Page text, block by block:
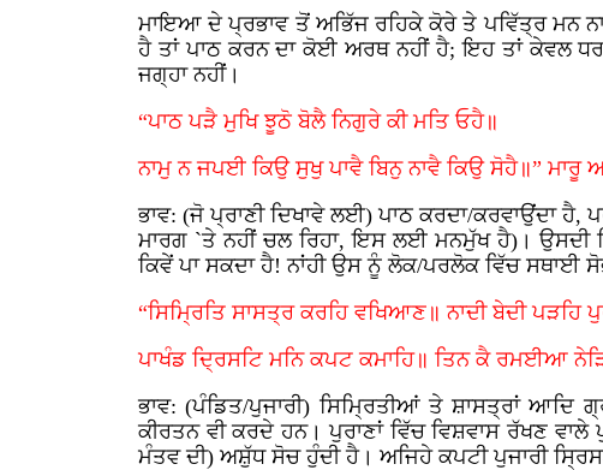
ਮਾਇਆ ਦੇ ਪ੍ਰਭਾਵ ਤੋਂ ਅਭਿੱਜ ਰਹਿਕੇ ਕੋਰੇ ਤੇ ਪਵਿੱਤ੍ਰ ਮਨ
ਹੈ ਤਾਂ ਪਾਠ ਕਰਨ ਦਾ ਕੋਈ ਅਰਥ ਨਹੀਂ ਹੈ; ਇਹ ਤਾਂ ਕੇਵਲ
ਜਗ੍ਹਾ ਨਹੀਂ।
“ਪਾਠ ਪੜੈ ਮੁਖਿ ਝੂਠੋ ਬੋਲੈ ਨਿਗੁਰੇ ਕੀ ਮਤਿ ਓਹੈ॥
ਨਾਮੁ ਨ ਜਪਈ ਕਿਉ ਸੁਖੁ ਪਾਵੈ ਬਿਨੁ ਨਾਵੈ ਕਿਉ ਸੋਹੈ॥” ਮਾਰੂ
ਭਾਵ: (ਜੋ ਪ੍ਰਾਣੀ ਦਿਖਾਵੇ ਲਈ) ਪਾਠ ਕਰਦਾ/ਕਰਵਾਉਂਦਾ
ਮਾਰਗ `ਤੇ ਨਹੀਂ ਚਲ ਰਿਹਾ, ਇਸ ਲਈ ਮਨਮੁੱਖ ਹੈ)। ਉਸਦੀ
ਕਿਵੇਂ ਪਾ ਸਕਦਾ ਹੈ! ਨਾਂਹੀ ਉਸ ਨੂੰ ਲੋਕ/ਪਰਲੋਕ ਵਿੱਚ ਸਥਾਈ
“ਸਿਮ੍ਰਿਤਿ ਸਾਸਤ੍ਰ ਕਰਹਿ ਵਖਿਆਣ॥ ਨਾਦੀ ਬੇਦੀ ਪੜਹਿ
ਪਾਖੰਡ ਦ੍ਰਿਸਟਿ ਮਨਿ ਕਪਟ ਕਮਾਹਿ॥ ਤਿਨ ਕੈ ਰਮਈਆ
ਭਾਵ: (ਪੰਡਿਤ/ਪੁਜਾਰੀ) ਸਿਮ੍ਰਿਤੀਆਂ ਤੇ ਸ਼ਾਸਤ੍ਰਾਂ
ਕੀਰਤਨ ਵੀ ਕਰਦੇ ਹਨ। ਪੁਰਾਣਾਂ ਵਿੱਚ ਵਿਸ਼ਵਾਸ ਰੱਖਣ
ਮੰਤਵ ਦੀ) ਅਸ਼ੁੱਧ ਸੋਚ ਹੁੰਦੀ ਹੈ। ਅਜਿਹੇ ਕਪਟੀ ਪੁਜਾਰੀ